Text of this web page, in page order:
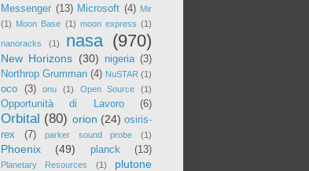
Messenger (13) Microsoft (4) Mir
(1) Moon Base (1) moon express (1)
nanoracks (1) nasa (970)
New Horizons (30) nigeria (3)
Northrop Grumman (4) NuSTAR (1)
oco (3) onu (1) Open Source (1)
Opportunità di Lavoro (6)
Orbital (80) orion (24) osiris-
rex
(7) parker sound probe (1)
Phoenix (49) planck (13)
Planetary Resources (1)
plutone